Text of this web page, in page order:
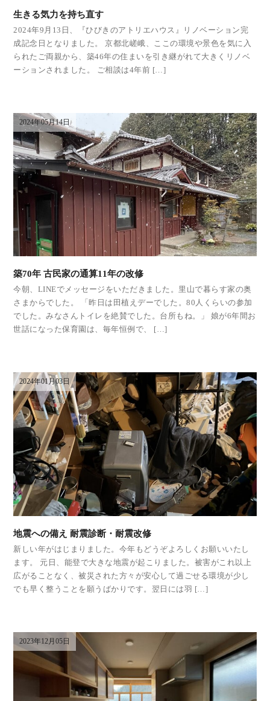
生きる気力を持ち直す
2024年9月13日、『ひびきのアトリエハウス』リノベーション完
成記念日となりました。 京都北嵯峨、ここの環境や景色を気に入
られたご両親から、築46年の住まいを引き継がれて大きくリノベ
ーションされました。 ご相談は4年前 […]
2024年05月14日
築70年 古民家の通算11年の改修
今朝、LINEでメッセージをいただきました。里山で暮らす家の奥
さまからでした。 「昨日は田植えデーでした。80人くらいの参加
でした。みなさんトイレを絶賛でした。台所もね。」 娘が6年間お
世話になった保育園は、毎年恒例で、 […]
2024年01月03日
地震への備え 耐震診断・耐震改修
新しい年がはじまりました。今年もどうぞよろしくお願いいたし
ます。 元日、能登で大きな地震が起こりました。被害がこれ以上
広がることなく、被災された方々が安心して過ごせる環境が少し
でも早く整うことを願うばかりです。翌日には羽 […]
2023年12月05日